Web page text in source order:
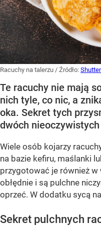
Racuchy na talerzu / Źródło:
Te racuchy nie mają
nich tyle, co nic, a
oka. Sekret tych
dwóch nieoczywistych
Wiele osób kojarzy
na bazie kefiru, maślanki
przygotować je również
obłędnie i są pulchne
oprzeć. W dodatku sycą
Sekret pulchnych